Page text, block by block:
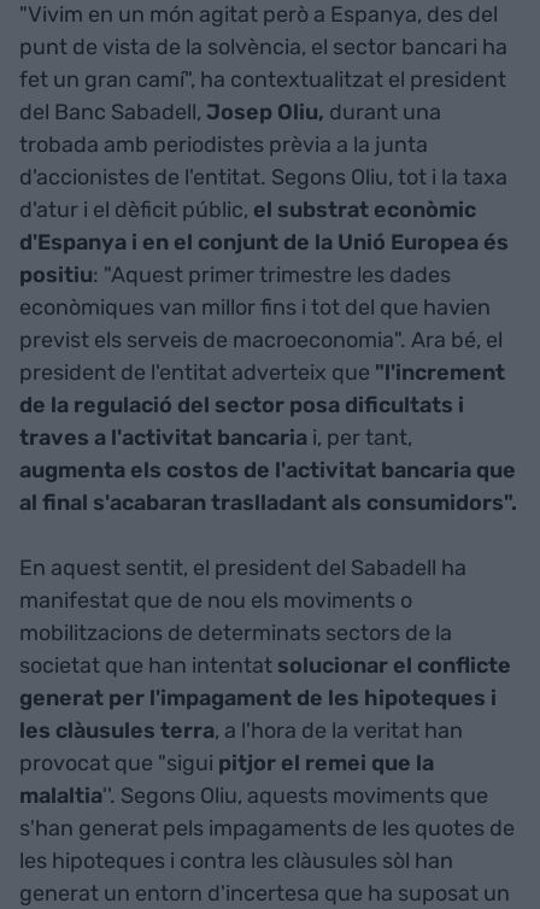
"Vivim en un món agitat però a Espanya, des del
punt de vista de la solvència, el sector bancari ha
fet un gran camí", ha contextualitzat el president
del Banc Sabadell, Josep Oliu, durant una
trobada amb periodistes prèvia a la junta
d'accionistes de l'entitat. Segons Oliu, tot i la taxa
d'atur i el dèficit públic, el substrat econòmic
d'Espanya i en el conjunt de la Unió Europea és
positiu: "Aquest primer trimestre les dades
econòmiques van millor fins i tot del que havien
previst els serveis de macroeconomia". Ara bé, el
president de l'entitat adverteix que "l'increment
de la regulació del sector posa dificultats i
traves a l'activitat bancaria i, per tant,
augmenta els costos de l'activitat bancaria que
al final s'acabaran traslladant als consumidors".
En aquest sentit, el president del Sabadell ha
manifestat que de nou els moviments o
mobilitzacions de determinats sectors de la
societat que han intentat solucionar el conflicte
generat per l'impagament de les hipoteques i
les clàusules terra, a l'hora de la veritat han
provocat que "sigui pitjor el remei que la
malaltia''. Segons Oliu, aquests moviments que
s'han generat pels impagaments de les quotes de
les hipoteques i contra les clàusules sòl han
generat un entorn d'incertesa que ha suposat un